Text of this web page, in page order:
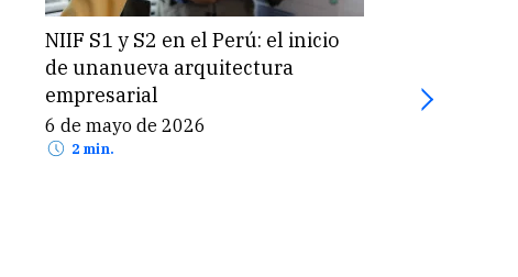
NIIF S1 y S2 en el Perú: el inicio
de unanueva arquitectura
empresarial
6 de mayo de 2026
2 min.